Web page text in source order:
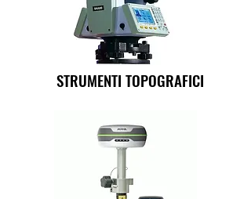
STRUMENTI TOPOGRAFICI